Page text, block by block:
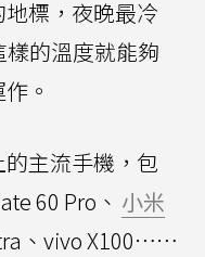
標，夜晚最冷
樣的溫度就能夠
。
主流手機，包
60 Pro、 小米
、vivo X100⋯⋯